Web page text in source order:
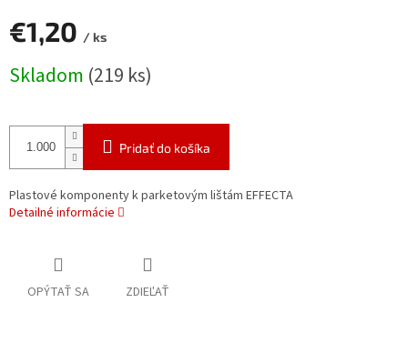
€1,20 / ks
cena:
Skladom (219 ks)
Pridať do košíka
Plastové komponenty k parketovým lištám EFFECTA
Detailné informácie
OPÝTAŤ SA ZDIEĽAŤ